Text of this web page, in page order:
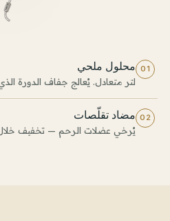
01 محلول ملحي
لتر متعادل. يُعالج جفاف الدورة
02 مضاد تقلّصات
يُرخي عضلات الرحم — تخفيف خلال 15